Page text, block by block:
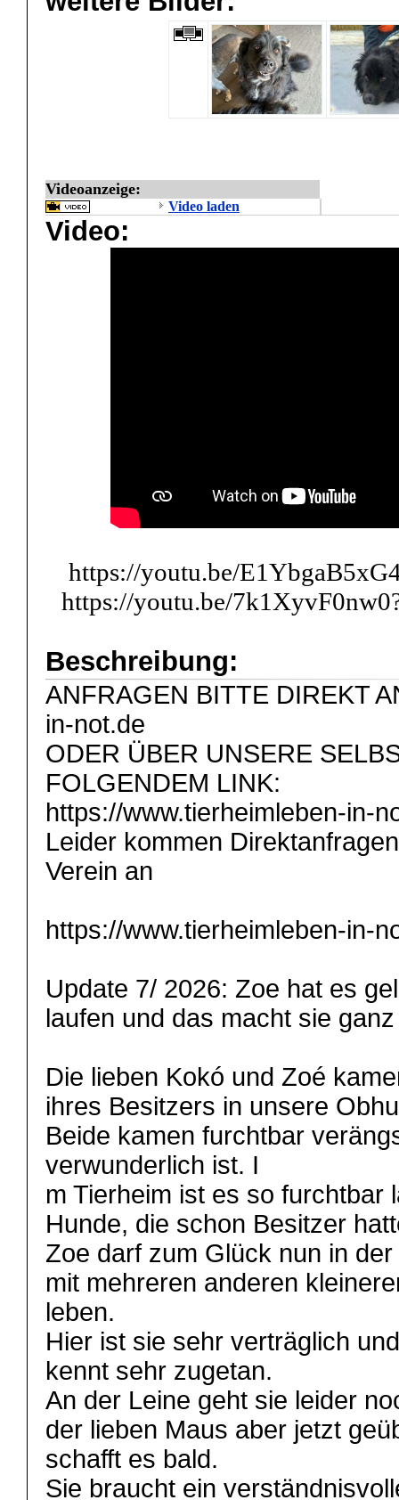
Videoanzeige:
Video laden
Video:
https://youtu.be/
https://youtu.be/
Beschreibung:
ANFRAGEN BITTE DIREKT
in-not.de
ODER ÜBER UNSERE
FOLGENDEM LINK:
https://www.tierheimleben-in-
Leider kommen
Verein an
https://www.tierheimleben-in-
Update 7/ 2026: Zoe hat es
laufen und das macht sie
Die lieben Kokó und Zoé
ihres Besitzers in unsere
Beide kamen furchtbar
verwunderlich ist. I
m Tierheim ist es so furchtbar
Hunde, die schon Besitzer
Zoe darf zum Glück nun in
mit mehreren anderen
leben.
Hier ist sie sehr verträglich
kennt sehr zugetan.
An der Leine geht sie leider
der lieben Maus aber jetzt
schafft es bald.
Sie braucht ein